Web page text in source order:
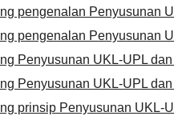
pengenalan Penyusunan
pengenalan Penyusunan
Penyusunan UKL-UPL
Penyusunan UKL-UPL
prinsip Penyusunan UKL-